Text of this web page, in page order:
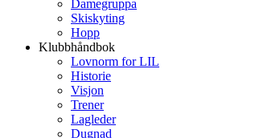
Damegruppa
Skiskyting
Hopp
Klubbhåndbok
Lovnorm for LIL
Historie
Visjon
Trener
Lagleder
Dugnad